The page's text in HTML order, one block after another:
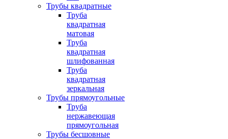
Трубы квадратные
Труба
квадратная
матовая
Труба
квадратная
шлифованная
Труба
квадратная
зеркальная
Трубы прямоугольные
Труба
нержавеющая
прямоугольная
Трубы бесшовные